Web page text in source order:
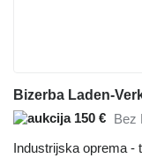
Bizerba Laden-
150 € Bez
Industrijska oprema -